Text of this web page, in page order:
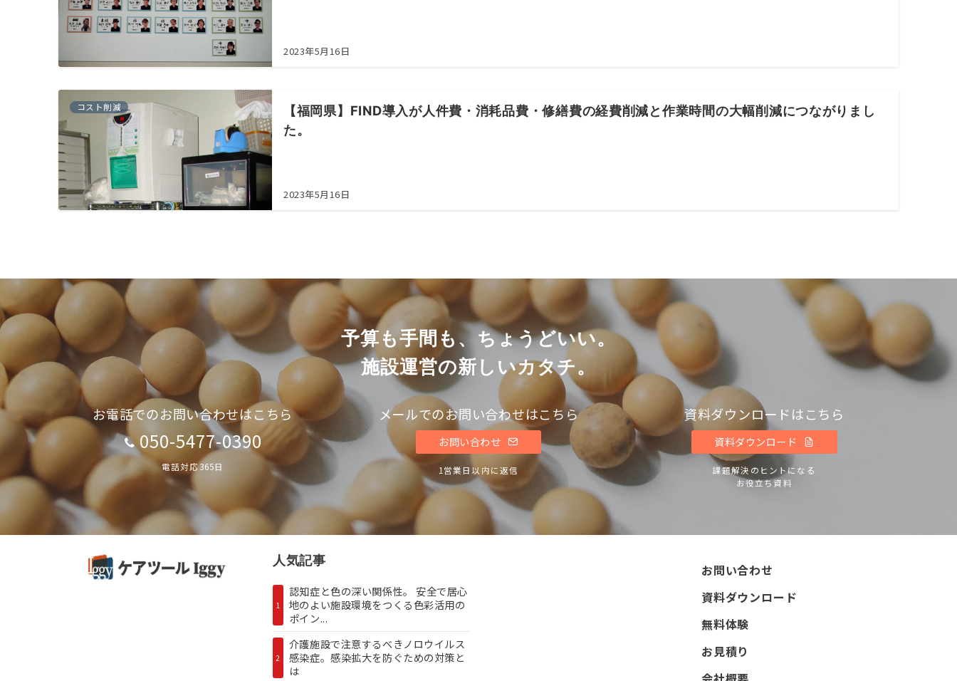
2023年5月16日
コスト削減
【福岡県】FIND導入が人件費・消耗品費・修繕費の経費削減と作業時間の大幅削減につながりまし
た。
2023年5月16日
予算も手間も、ちょうどいい。
施設運営の新しいカタチ。
お電話でのお問い合わせはこちら
050-5477-0390
電話対応365日
メールでのお問い合わせはこちら
お問い合わせ
1営業日以内に返信
資料ダウンロードはこちら
資料ダウンロード
課題解決のヒントになる
お役立ち資料
人気記事
1
認知症と色の深い関係性。 安全で居心
地のよい施設環境をつくる色彩活用の
ポイン...
2
介護施設で注意するべきノロウイルス
感染症。感染拡大を防ぐための対策と
は
お問い合わせ
資料ダウンロード
無料体験
お見積り